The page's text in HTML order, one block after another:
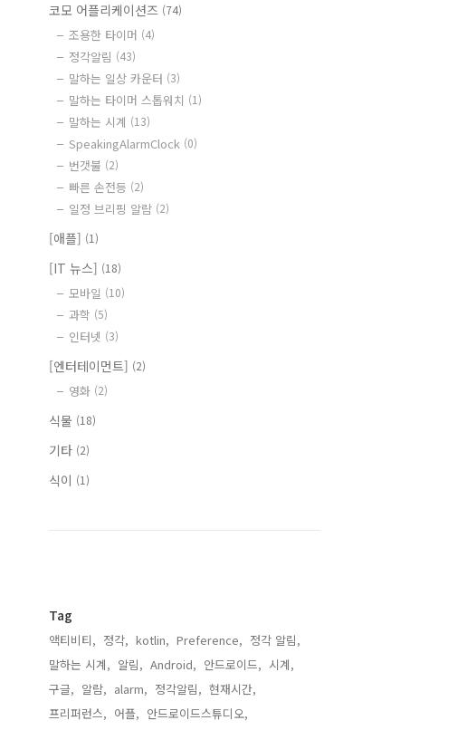
코모 어플리케이션즈 (74)
조용한 타이머 (4)
정각알림 (43)
말하는 일상 카운터 (3)
말하는 타이머 스톱워치 (1)
말하는 시계 (13)
SpeakingAlarmClock (0)
번갯불 (2)
빠른 손전등 (2)
일정 브리핑 알람 (2)
[애플] (1)
[IT 뉴스] (18)
모바일 (10)
과학 (5)
인터넷 (3)
[엔터테이먼트] (2)
영화 (2)
식물 (18)
기타 (2)
식이 (1)
Tag
액티비티, 정각, kotlin, Preference, 정각 알림,
말하는 시계, 알림, Android, 안드로이드, 시계,
구글, 알람, alarm, 정각알림, 현재시간,
프리퍼런스, 어플, 안드로이드스튜디오,